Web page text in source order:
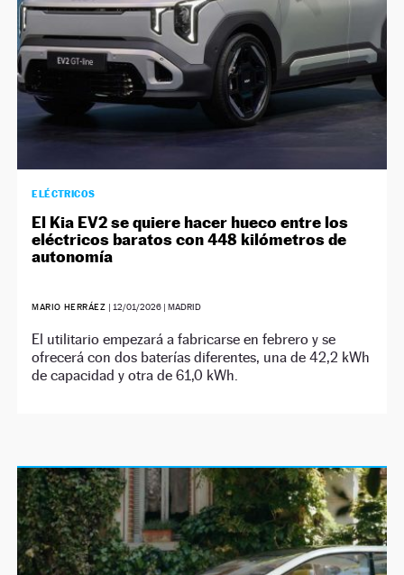
ELÉCTRICOS
El Kia EV2 se quiere hacer hueco entre los
eléctricos baratos con 448 kilómetros de
autonomía
MARIO HERRÁEZ | 12/01/2026| MADRID
El utilitario empezará a fabricarse en febrero y se
ofrecerá con dos baterías diferentes, una de 42,2 kWh
de capacidad y otra de 61,0 kWh.